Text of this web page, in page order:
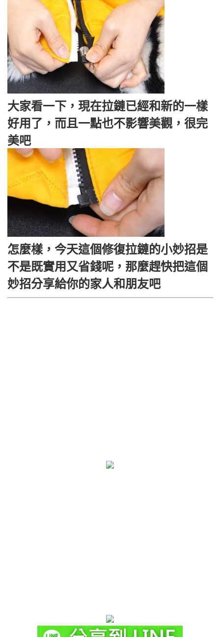
大家看一下，現在拉鏈已經和新的一樣
好用了，而且一點也不影響美觀，很完
美吧
怎麼樣，今天這個修復拉鏈的小妙招是
不是既實用又省錢呢，那麼趕快把這個
妙招分享給你的家人和朋友吧